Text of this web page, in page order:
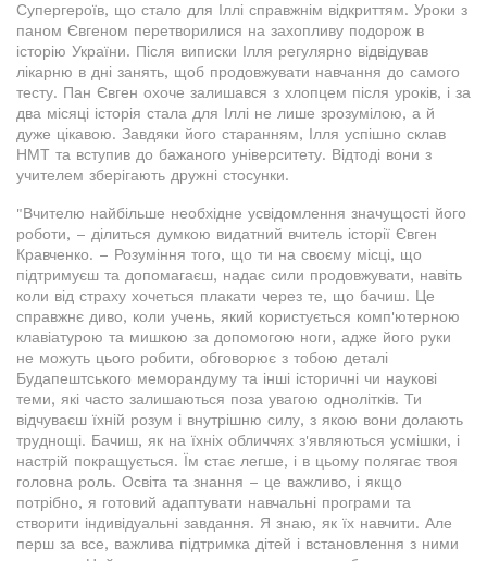
Супергероїв, що стало для Іллі справжнім відкриттям. Уроки з
паном Євгеном перетворилися на захопливу подорож в
історію України. Після виписки Ілля регулярно відвідував
лікарню в дні занять, щоб продовжувати навчання до самого
тесту. Пан Євген охоче залишався з хлопцем після уроків, і за
два місяці історія стала для Іллі не лише зрозумілою, а й
дуже цікавою. Завдяки його старанням, Ілля успішно склав
НМТ та вступив до бажаного університету. Відтоді вони з
учителем зберігають дружні стосунки.
"Вчителю найбільше необхідне усвідомлення значущості його
роботи, – ділиться думкою видатний вчитель історії Євген
Кравченко. – Розуміння того, що ти на своєму місці, що
підтримуєш та допомагаєш, надає сили продовжувати, навіть
коли від страху хочеться плакати через те, що бачиш. Це
справжнє диво, коли учень, який користується комп'ютерною
клавіатурою та мишкою за допомогою ноги, адже його руки
не можуть цього робити, обговорює з тобою деталі
Будапештського меморандуму та інші історичні чи наукові
теми, які часто залишаються поза увагою однолітків. Ти
відчуваєш їхній розум і внутрішню силу, з якою вони долають
труднощі. Бачиш, як на їхніх обличчях з'являються усмішки, і
настрій покращується. Їм стає легше, і в цьому полягає твоя
головна роль. Освіта та знання – це важливо, і якщо
потрібно, я готовий адаптувати навчальні програми та
створити індивідуальні завдання. Я знаю, як їх навчити. Але
перш за все, важлива підтримка дітей і встановлення з ними